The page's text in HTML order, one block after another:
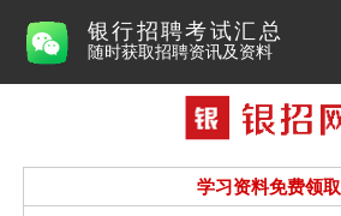
银行招聘考试汇总
随时获取招聘资讯及资料
学习资料免费领取